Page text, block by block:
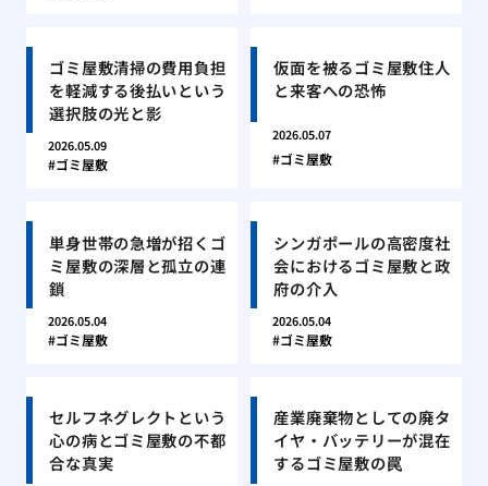
ゴミ屋敷清掃の費用負担
を軽減する後払いという
選択肢の光と影
2026.05.09
ゴミ屋敷
仮面を被るゴミ屋敷住人
と来客への恐怖
2026.05.07
ゴミ屋敷
単身世帯の急増が招くゴ
ミ屋敷の深層と孤立の連
鎖
2026.05.04
ゴミ屋敷
シンガポールの高密度社
会におけるゴミ屋敷と政
府の介入
2026.05.04
ゴミ屋敷
セルフネグレクトという
心の病とゴミ屋敷の不都
合な真実
産業廃棄物としての廃タ
イヤ・バッテリーが混在
するゴミ屋敷の罠